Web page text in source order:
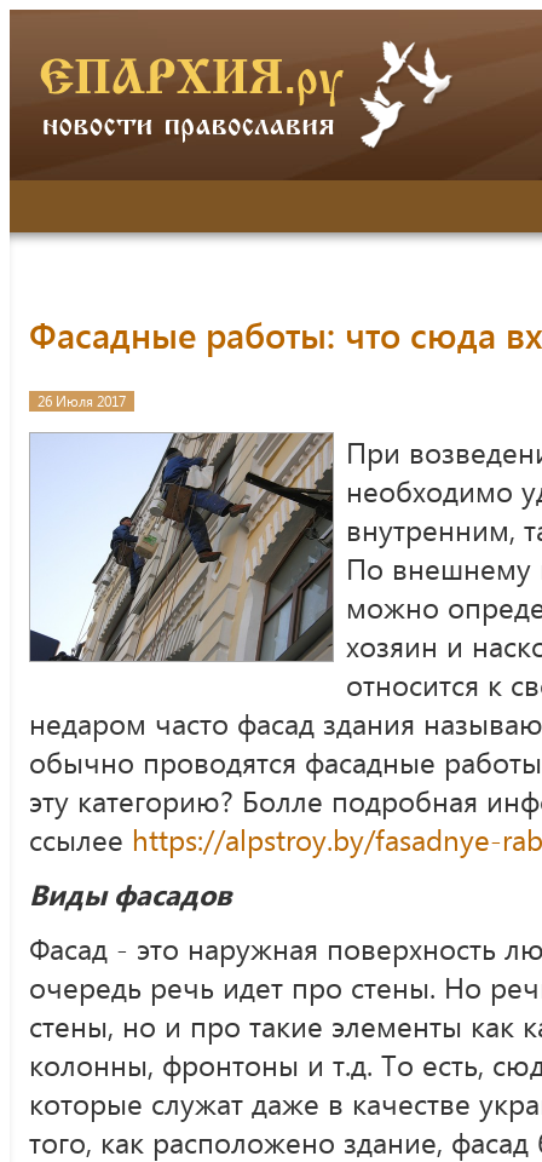
Фасадные работы: что сюда
26 Июля 2017
При
необходимо
внутренним,
По внешнему
можно
хозяин и
относится к
недаром часто фасад здания
обычно проводятся фасадные
эту категорию? Болле подробная
ссылее https://alpstroy.by/fasadnye-
Виды фасадов
Фасад - это наружная поверхность
очередь речь идет про стены. Но
стены, но и про такие элементы как
колонны, фронтоны и т.д. То есть,
которые служат даже в качестве
того, как расположено здание, фасад